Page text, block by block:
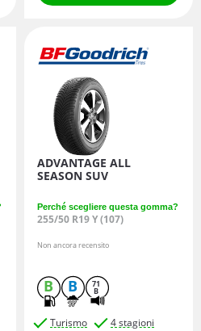
ADVANTAGE ALL
SEASON SUV
Perché scegliere questa gomma?
255/50 R19 Y (107)
Non ancora recensito
B B 71
B
Turismo
4 stagioni